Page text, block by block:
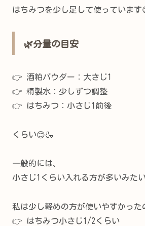
はちみつを少し足して使っています
🌿分量の目安
👉 酒粕パウダー：大さじ1
👉 精製水：少しずつ調整
👉 はちみつ：小さじ1前後
くらい😊🍶
一般的には、
小さじ1くらい入れる方が多いみたい
私は少し軽めの方が使いやすかった
👉 はちみつ小さじ1/2くらい